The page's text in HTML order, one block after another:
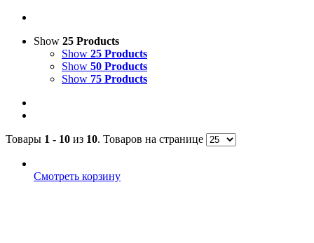
Show 25 Products
Show 25 Products
Show 50 Products
Show 75 Products
Товары 1 - 10 из 10. Товаров на странице
Смотреть корзину